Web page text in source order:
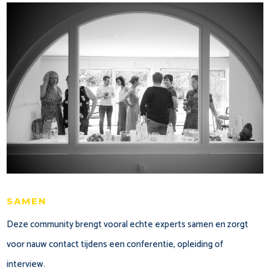
samen
Deze community brengt vooral echte experts samen en zorgt
voor nauw contact tijdens een conferentie, opleiding of
interview.